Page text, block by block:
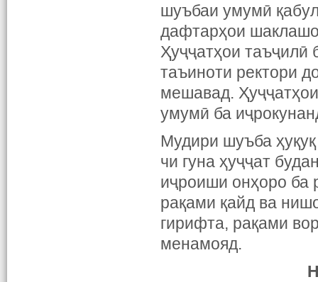
шуъбаи умумӣ
дафтарҳои
Ҳуҷҷатҳои таъҷилӣ
таъиноти ректори
мешавад.
умумӣ ба
Мудири шуъба
чи гуна ҳуҷҷат
иҷроиши онҳоро ба
рақами қайд ва
гирифта, рақами
менамояд.